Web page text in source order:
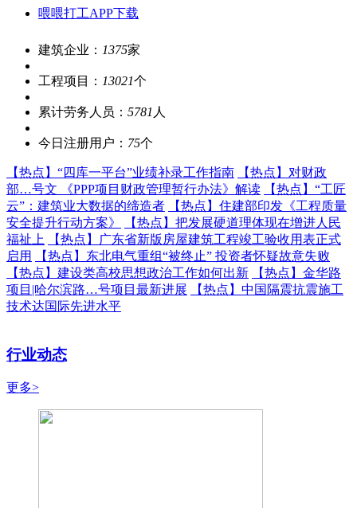
喂喂打工APP下载
建筑企业： 1375家
工程项目： 13021个
累计劳务人员： 5781 人
今日注册用户： 75个
【热点】 “四库一平台”业绩补录工作指南 【热点】 对财政
部…号文 《PPP项目财政管理暂行办法》解读
【热点】 “工匠
云”：建筑业大数据的缔造者
【热点】 住建部印发《工程质量
安全提升行动方案》
【热点】 把发展硬道理体现在增进人民
福祉上
【热点】
广东省新版房屋建筑工程竣工验收用表正式
启用
【热点】 东北电气重组“被终止” 投资者怀疑故意失败
【热点】 建设类高校思想政治工作如何出新 【热点】 金华路
项目|哈尔滨路…号项目最新进展
【热点】 中国隔震抗震施工
技术达国际先进水平
行业动态
更多>